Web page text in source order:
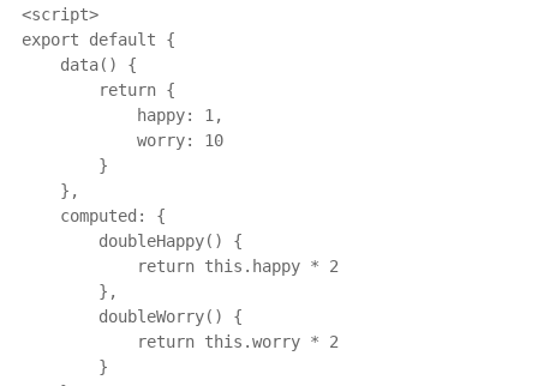
<script>
export default {
data() {
return {
happy: 1,
worry: 10
}
},
computed: {
doubleHappy() {
return this.happy * 2
},
doubleWorry() {
return this.worry * 2
}